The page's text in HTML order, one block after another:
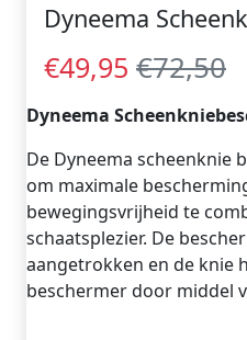
Dyneema
€49,95 €72,50
Dyneema
De Dyneema scheenknie
om maximale
bewegingsvrijheid te
schaatsplezier. De
aangetrokken en de knie
beschermer door middel